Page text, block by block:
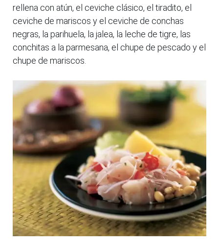
rellena con atún, el ceviche clásico, el tiradito, el
ceviche de mariscos y el ceviche de conchas
negras, la parihuela, la jalea, la leche de tigre, las
conchitas a la parmesana, el chupe de pescado y el
chupe de mariscos.